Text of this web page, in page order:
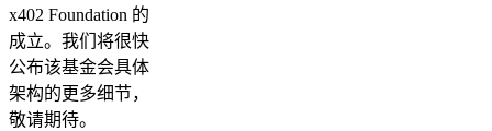
x402 Foundation 的
成立。我们将很快
公布该基金会具体
架构的更多细节，
敬请期待。